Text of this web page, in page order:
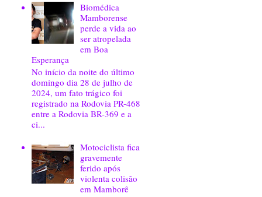
Biomédica
Mamborense
perde a vida ao
ser atropelada
em Boa
Esperança
No início da noite do último
domingo dia 28 de julho de
2024, um fato trágico foi
registrado na Rodovia PR-468
entre a Rodovia BR-369 e a
ci...
Motociclista fica
gravemente
ferido após
violenta colisão
em Mamborê